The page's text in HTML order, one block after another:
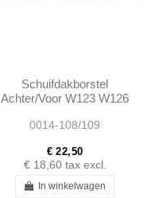
Schuifdakborstel
Achter/Voor W123 W126
W114 W115 -
0014-108/109
€ 22,50
€ 18,60 tax excl.
In winkelwagen